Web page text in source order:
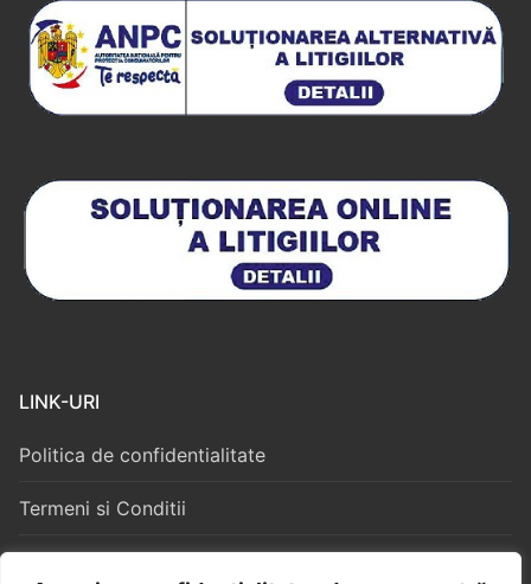
LINK-URI
Politica de confidentialitate
Termeni si Conditii